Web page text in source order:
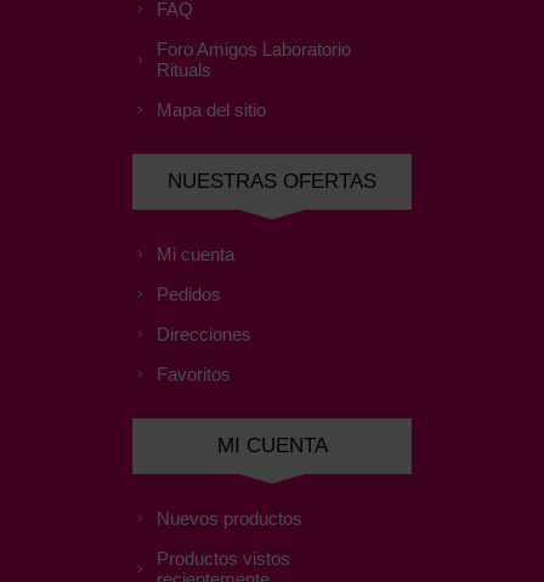
FAQ
Foro Amigos Laboratorio
Rituals
Mapa del sitio
NUESTRAS OFERTAS
Mi cuenta
Pedidos
Direcciones
Favoritos
MI CUENTA
Nuevos productos
Productos vistos